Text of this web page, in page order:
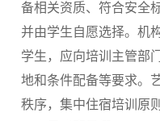
备相关资质、符合安全
并由学生自愿选择。机
学生，应向培训主管部
地和条件配备等要求。
秩序，集中住宿培训原